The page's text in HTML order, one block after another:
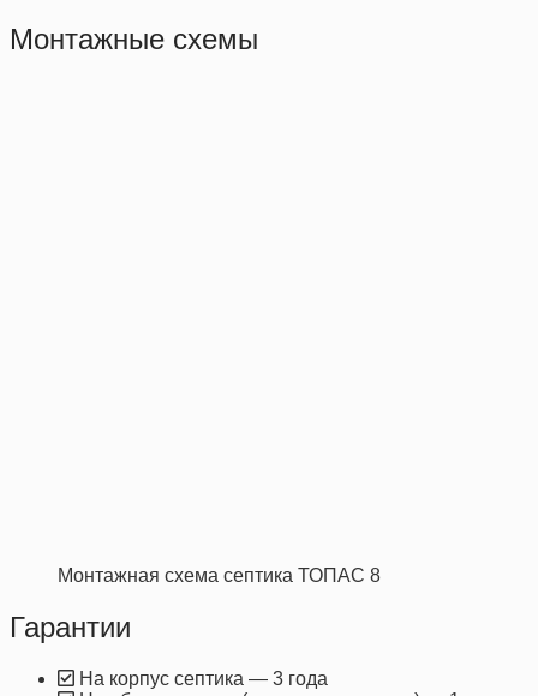
Монтажные схемы
Монтажная схема септика ТОПАС 8
Гарантии
На корпус септика — 3 года